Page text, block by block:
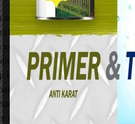
sesuatu yang ganjil dalam tata
berdiri sebagai menara gading:
para akademisi menulis
teori keadilan sosial.
kekurangan akses
sekolah tetap bergulat
sebagai pengamat yang
dapur.